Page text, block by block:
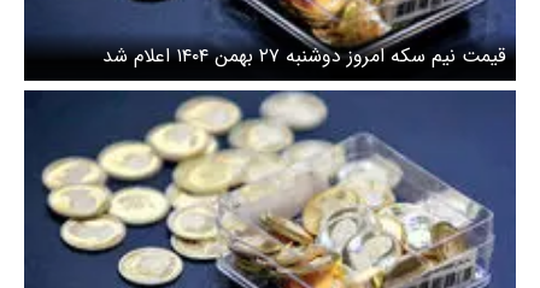
قیمت نیم سکه امروز دوشنبه ۲۷ بهمن ۱۴۰۴ اعلام شد